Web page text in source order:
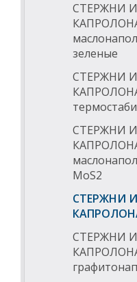
СТЕРЖНИ
зеленые
СТЕРЖНИ
СТЕРЖНИ
MoS2
СТЕРЖНИ
СТЕРЖНИ